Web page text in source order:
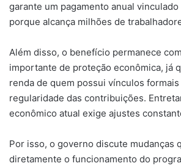
garante um pagamento anual
porque alcança milhões de
Além disso, o benefício permanece
importante de proteção econômica, já
renda de quem possui vínculos formais
regularidade das contribuições.
econômico atual exige ajustes
Por isso, o governo discute mudanças
diretamente o funcionamento do